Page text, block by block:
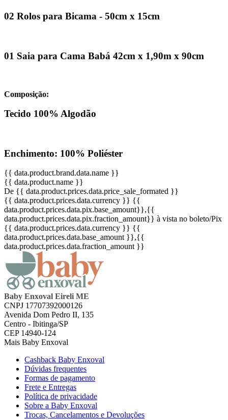
02 Rolos para Bicama - 50cm x 15cm
01 Saia para Cama Babá 42cm x 1,90m x 90cm
Composição:
Tecido 100% Algodão
Enchimento: 100% Poliéster
{{ data.product.brand.data.name }}
{{ data.product.name }}
De {{ data.product.prices.data.price_sale_formated }}
{{ data.product.prices.data.currency }} {{
data.product.prices.data.pix.base_amount}},{{
data.product.prices.data.pix.fraction_amount}} à vista no boleto/Pix
{{ data.product.prices.data.currency }} {{
data.product.prices.data.base_amount }},{{
data.product.prices.data.fraction_amount }}
Baby Enxoval Eireli ME
CNPJ 17707392000126
Avenida Dom Pedro II, 135
Centro - Ibitinga/SP
CEP 14940-124
Mais Baby Enxoval
Cashback Baby Enxoval
Dúvidas frequentes
Formas de pagamento
Frete e Entregas
Política de privacidade
Sobre a Baby Enxoval
Trocas, Cancelamentos e Devoluções